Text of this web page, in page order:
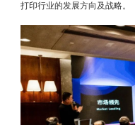
打印行业的发展方向及战略。